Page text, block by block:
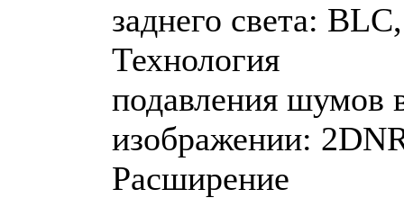
заднего света: BLC,
Технология
подавления шумов
изображении:
Расширение